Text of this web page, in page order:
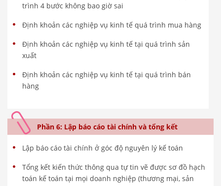
trình 4 bước không bao giờ sai
Định khoản các nghiệp vụ kinh tế quá trình mua hàng
Định khoản các nghiệp vụ kinh tế tại quá trình sản
xuất
Định khoản các nghiệp vụ kinh tế tại quá trình bán
hàng
Phần 6: Lập báo cáo tài chính và tổng kết
Lập báo cáo tài chính ở góc độ nguyên lý kế toán
Tổng kết kiến thức thông qua tự tin vẽ được sơ đồ hạch
toán kế toán tại mọi doanh nghiệp (thương mại, sản